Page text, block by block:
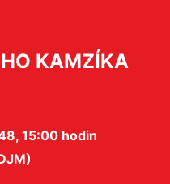
KAMZÍKA
15:00 hodin